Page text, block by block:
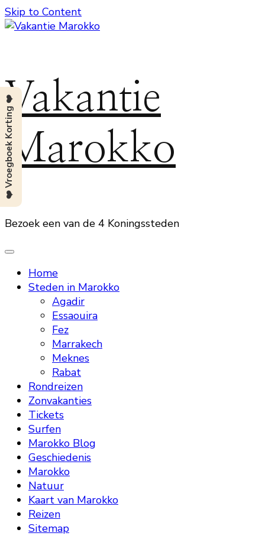
Skip to Content
Vakantie
Marokko
Bezoek een van de 4 Koningssteden
Home
Steden in Marokko
Agadir
Essaouira
Fez
Marrakech
Meknes
Rabat
Rondreizen
Zonvakanties
Tickets
Surfen
Marokko Blog
Geschiedenis
Marokko
Natuur
Kaart van Marokko
Reizen
Sitemap
❤️ Vroegboek Korting ❤️